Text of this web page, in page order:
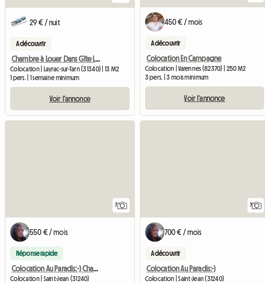
29 € / nuit
A découvrir
Chambre à Louer Dans Gîte LE PESCAYRAS Avec Wifi
Colocation | Layrac-sur-Tarn (31340) | 13 M2
1 pers. | 1 semaine minimum
Voir l'annonce
450 € / mois
A découvrir
Colocation En Campagne
Colocation | Varennes (82370) | 250 M2
3 pers. | 3 mois minimum
Voir l'annonce
7
550 € / mois
Réponse rapide
Colocation Au Paradis:-) Chambre 3
Colocation | Saint-Jean (31240)
7
700 € / mois
A découvrir
Colocation Au Paradis:-)
Colocation | Saint-Jean (31240)